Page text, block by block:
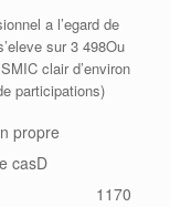
a l’egard de
sur 3 498Ou
clair d’environ
participations)
propre
casD
1170